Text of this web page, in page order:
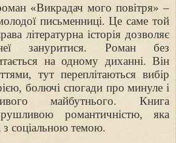
«Викрадач мого повітря» –
письменниці. Це саме той
літературна історія дозволяє
зануритися. Роман без
на одному диханні. Він
тут переплітаються вибір
болючі спогади про минуле і
майбутнього. Книга
романтичністю, яка
з соціальною темою.